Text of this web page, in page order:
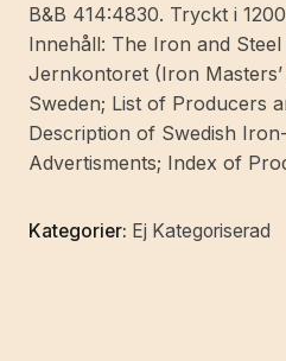
and
published
under
control
of
and
cooperation
B&B 414:4830. Tryckt i
Innehåll: The Iron and
Jernkontoret (Iron
Sweden; List of Producers
Description of Swedish
Advertisments; Index of
Kategorier: Ej Kategoriserad